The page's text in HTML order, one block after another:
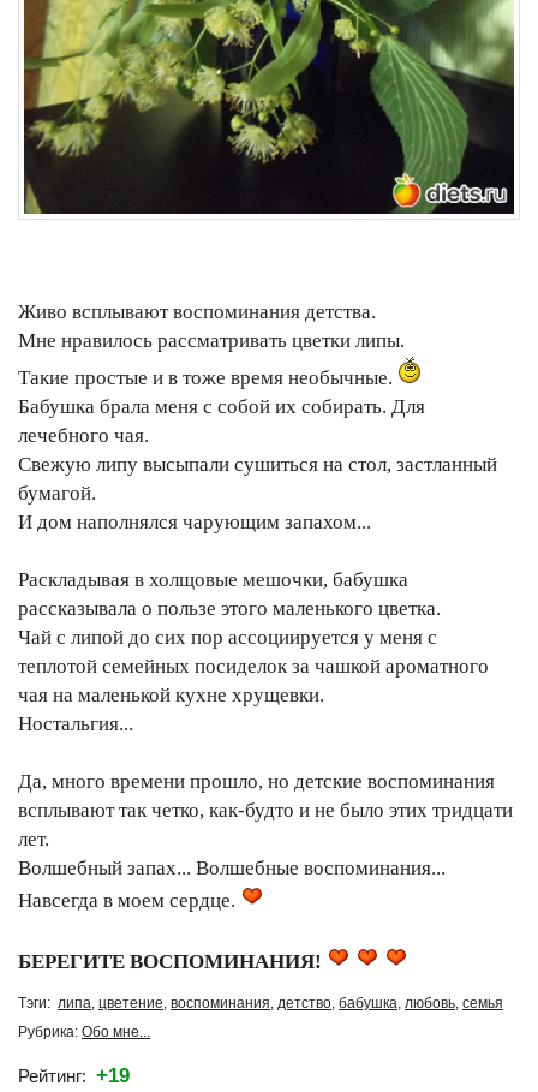
Живо всплывают воспоминания детства.
Мне нравилось рассматривать цветки липы.
Такие простые и в тоже время необычные.
Бабушка брала меня с собой их собирать. Для
лечебного чая.
Свежую липу высыпали сушиться на стол, застланный
бумагой.
И дом наполнялся чарующим запахом...
Раскладывая в холщовые мешочки, бабушка
рассказывала о пользе этого маленького цветка.
Чай с липой до сих пор ассоциируется у меня с
теплотой семейных посиделок за чашкой ароматного
чая на маленькой кухне хрущевки.
Ностальгия...
Да, много времени прошло, но детские воспоминания
всплывают так четко, как-будто и не было этих тридцати
лет.
Волшебный запах... Волшебные воспоминания...
Навсегда в моем сердце.
БЕРЕГИТЕ ВОСПОМИНАНИЯ!
Тэги: липа цветение воспоминания детство бабушка любовь семья
Рубрика: Обо мне...
Рейтинг: +19